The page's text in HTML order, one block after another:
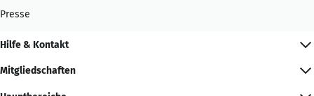
Presse
Hilfe & Kontakt
Mitgliedschaften